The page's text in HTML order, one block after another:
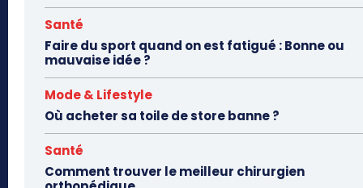
Santé
Faire du sport quand on est fatigué : Bonne ou
mauvaise idée ?
Mode & Lifestyle
Où acheter sa toile de store banne ?
Santé
Comment trouver le meilleur chirurgien